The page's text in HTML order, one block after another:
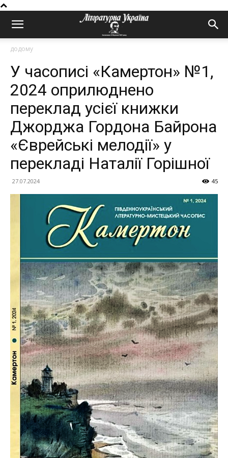
додому
У часописі «Камертон» №1,
2024 оприлюднено
переклад усієї книжки
Джорджа Гордона Байрона
«Єврейські мелодії» у
перекладі Наталії Горішної
27.07.2024 45